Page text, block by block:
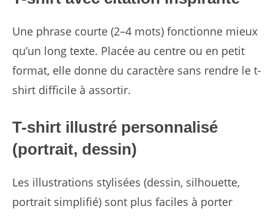
Une phrase courte (2–4 mots) fonctionne mieux
qu’un long texte. Placée au centre ou en petit
format, elle donne du caractère sans rendre le t-
shirt difficile à assortir.
T-shirt illustré personnalisé
(portrait, dessin)
Les illustrations stylisées (dessin, silhouette,
portrait simplifié) sont plus faciles à porter